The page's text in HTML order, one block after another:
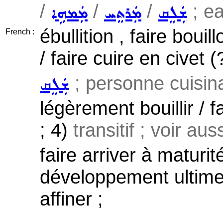
French :
/ ܡܲܡܗܹܐ / ܡܲܪܬܸܚ / ܫܲܠܸܩ ;
ébullition , faire
/ faire cuire en civet
ܫܲܠܸܩ ; personne
légèrement bouillir /
; 4) transitif ; voir
faire arriver à
développement
affiner ;